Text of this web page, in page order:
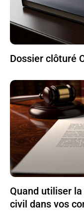
Dossier clôturé
Quand utiliser
civil dans vos